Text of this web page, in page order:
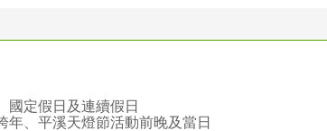
國定假日及連續假日
年、平溪天燈節活動前晚及當日